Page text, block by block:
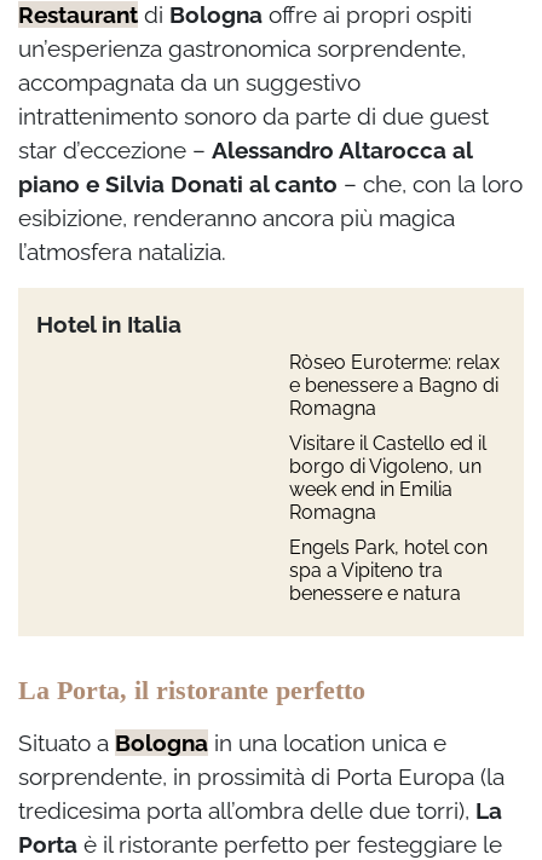
Restaurant di Bologna offre ai propri ospiti
un’esperienza gastronomica sorprendente,
accompagnata da un suggestivo
intrattenimento sonoro da parte di due guest
star d’eccezione – Alessandro Altarocca al
piano e Silvia Donati al canto – che, con la loro
esibizione, renderanno ancora più magica
l’atmosfera natalizia.
Hotel in Italia
Ròseo Euroterme: relax
e benessere a Bagno di
Romagna
Visitare il Castello ed il
borgo di Vigoleno, un
week end in Emilia
Romagna
Engels Park, hotel con
spa a Vipiteno tra
benessere e natura
La Porta, il ristorante perfetto
Situato a Bologna in una location unica e
sorprendente, in prossimità di Porta Europa (la
tredicesima porta all’ombra delle due torri), La
Porta è il ristorante perfetto per festeggiare le